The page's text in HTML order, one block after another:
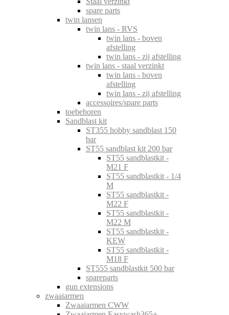
spare parts
twin lansen
twin lans - RVS
twin lans - boven
afstelling
twin lans - zij afstelling
twin lans - staal verzinkt
twin lans - boven
afstelling
twin lans - zij afstelling
accessoires/spare parts
toebehoren
Sandblast kit
ST355 hobby sandblast 150
bar
ST55 sandblast kit 200 bar
ST55 sandblastkit -
M21 F
ST55 sandblastkit - 1/4
M
ST55 sandblastkit -
M22 F
ST55 sandblastkit -
M22 M
ST55 sandblastkit -
KEW
ST55 sandblastkit -
M18 F
ST555 sandblastkit 500 bar
spareparts
gun extensions
zwaaiarmen
Zwaaiarmen CWW